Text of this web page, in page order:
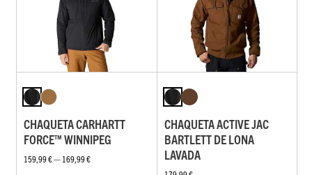
CHAQUETA CARHARTT
FORCE™ WINNIPEG
159,99 € — 169,99 €
CHAQUETA ACTIVE JAC
BARTLETT DE LONA
LAVADA